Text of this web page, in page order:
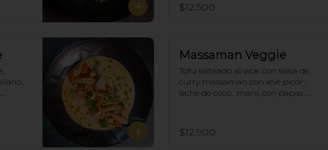
$12.500
Massaman Veggie
Tofu salteado al wok con salsa de
curry massaman con leve picor ,
leche de coco,  maní, con papas
$12.900